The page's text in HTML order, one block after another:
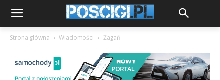
Strona główna Wiadomości Żagań